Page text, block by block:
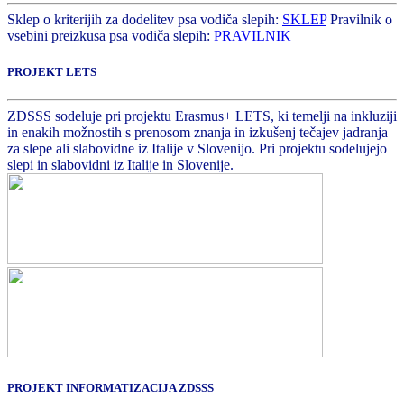
Sklep o kriterijih za dodelitev psa vodiča slepih: SKLEPPravilnik o
vsebini preizkusa psa vodiča slepih: PRAVILNIK
PROJEKT LETS
ZDSSS sodeluje pri projektu Erasmus+ LETS, ki temelji na inkluziji
in enakih možnostih s prenosom znanja in izkušenj tečajev jadranja
za slepe ali slabovidne iz Italije v Slovenijo. Pri projektu sodelujejo
slepi in slabovidni iz Italije in Slovenije.
PROJEKT INFORMATIZACIJA ZDSSS